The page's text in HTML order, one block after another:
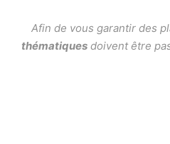
Afin de vous garantir des
thématiquesdoivent être